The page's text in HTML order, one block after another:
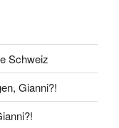
Schweiz
Gianni?!